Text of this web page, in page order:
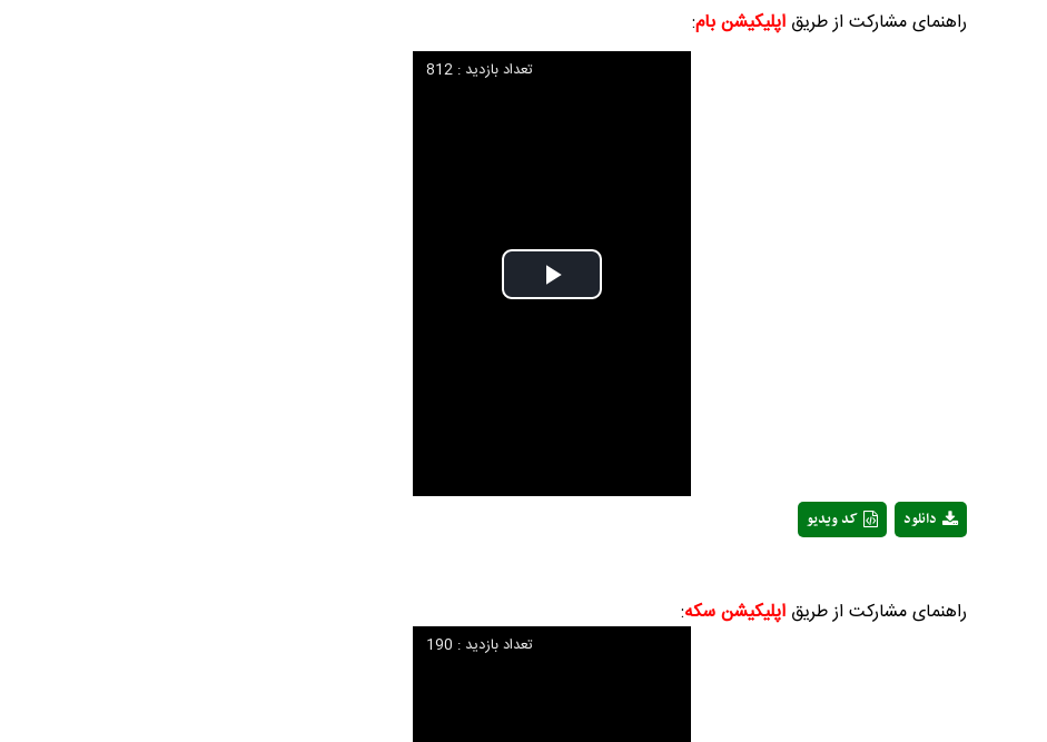
راهنمای مشارکت از طریق اپلیکیشن بام:
Play
تعداد بازدید : 812
کد ویدیو دانلود
راهنمای مشارکت از طریق اپلیکیشن سکه:
تعداد بازدید : 190